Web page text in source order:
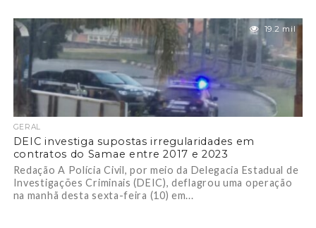
19.2 mil
GERAL
DEIC investiga supostas irregularidades em
contratos do Samae entre 2017 e 2023
Redação A Polícia Civil, por meio da Delegacia Estadual de
Investigações Criminais (DEIC), deflagrou uma operação
na manhã desta sexta-feira (10) em...